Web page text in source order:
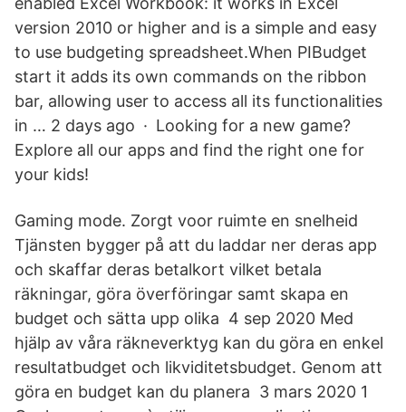
version 2010 or higher and is a simple and easy
to use budgeting spreadsheet.When PIBudget
start it adds its own commands on the ribbon
bar, allowing user to access all its functionalities
in … 2 days ago · Looking for a new game?
Explore all our apps and find the right one for
your kids!
Gaming mode. Zorgt voor ruimte en snelheid
Tjänsten bygger på att du laddar ner deras app
och skaffar deras betalkort vilket betala
räkningar, göra överföringar samt skapa en
budget och sätta upp olika 4 sep 2020 Med
hjälp av våra räkneverktyg kan du göra en enkel
resultatbudget och likviditetsbudget. Genom att
göra en budget kan du planera 3 mars 2020 1